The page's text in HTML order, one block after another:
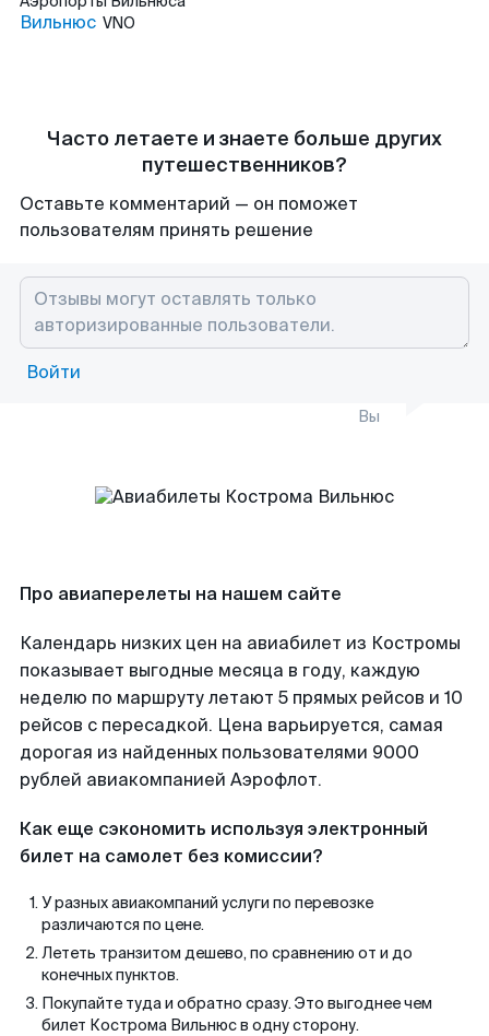
Вильнюс VNO
Часто летаете и знаете больше других
путешественников?
Оставьте комментарий — он поможет
пользователям принять решение
Войти
Вы
Про авиаперелеты на нашем сайте
Календарь низких цен на авиабилет из Костромы
показывает выгодные месяца в году, каждую
неделю по маршруту летают 5 прямых рейсов и 10
рейсов с пересадкой. Цена варьируется, самая
дорогая из найденных пользователями 9000
рублей авиакомпанией Аэрофлот.
Как еще сэкономить используя электронный
билет на самолет без комиссии?
У разных авиакомпаний услуги по перевозке
различаются по цене.
Лететь транзитом дешево, по сравнению от и до
конечных пунктов.
Покупайте туда и обратно сразу. Это выгоднее чем
билет Кострома Вильнюс в одну сторону.